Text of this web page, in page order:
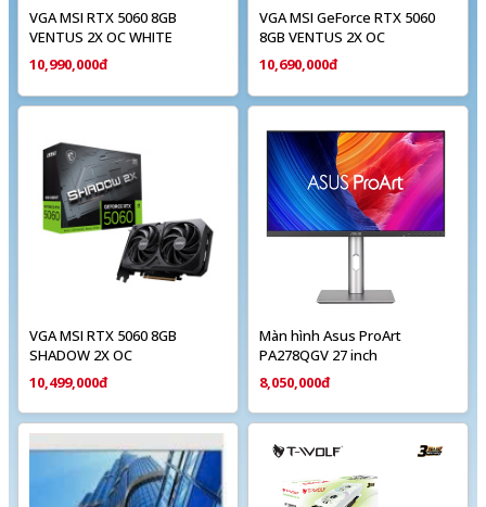
VGA MSI RTX 5060 8GB
VENTUS 2X OC WHITE
10,990,000đ
VGA MSI GeForce RTX 5060
8GB VENTUS 2X OC
10,690,000đ
VGA MSI RTX 5060 8GB
SHADOW 2X OC
10,499,000đ
Màn hình Asus ProArt
PA278QGV 27 inch
8,050,000đ